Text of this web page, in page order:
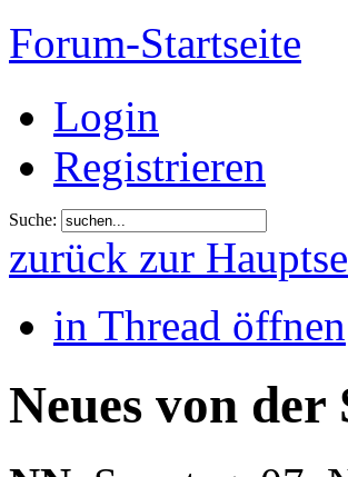
Forum-Startseite
Login
Registrieren
Suche:
zurück zur
in Thread öffnen
Neues von der